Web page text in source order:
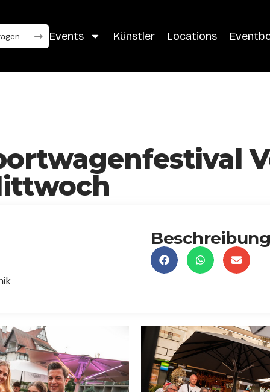
Events Künstler Locations